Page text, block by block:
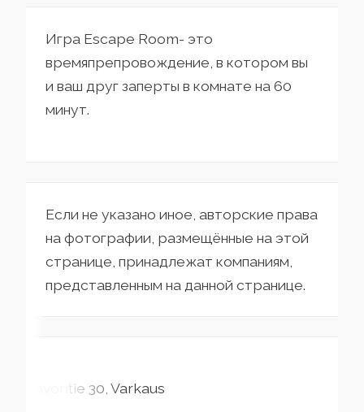
Игра Escape Room- это
времяпрепровождение, в котором вы
и ваш друг заперты в комнате на 60
минут.
Если не указано иное, авторские права
на фотографии, размещённые на этой
странице, принадлежат компаниям,
представленным на данной странице.
Savontie 30 Varkaus